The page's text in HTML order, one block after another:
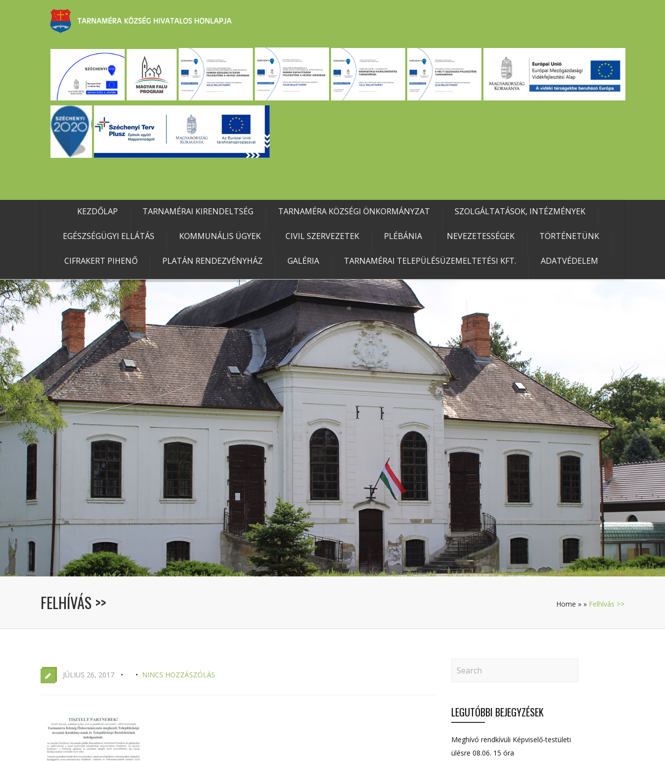
KEZDŐLAP TARNAMÉRAI KIRENDELTSÉG TARNAMÉRA KÖZSÉGI ÖNKORMÁNYZAT SZOLGÁLTATÁSOK, INTÉZMÉNYEK
EGÉSZSÉGÜGYI ELLÁTÁS KOMMUNÁLIS ÜGYEK CIVIL SZERVEZETEK PLÉBÁNIA NEVEZETESSÉGEK TÖRTÉNETÜNK
CIFRAKERT PIHENŐ PLATÁN RENDEZVÉNYHÁZ GALÉRIA TARNAMÉRAI TELEPÜLÉSÜZEMELTETÉSI KFT. ADATVÉDELEM
FELHÍVÁS >> Home » » Felhívás >>
JÚLIUS 26, 2017 NINCS HOZZÁSZÓLÁS
LEGUTÓBBI BEJEGYZÉSEK
Meghívó rendkívüli Képviselő-testületi
ülésre 08.06. 15 óra